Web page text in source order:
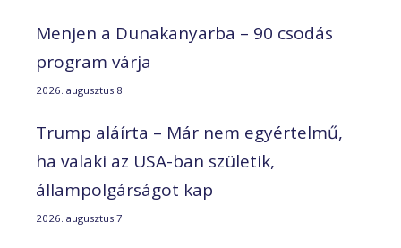
Menjen a Dunakanyarba – 90 csodás
program várja
2026. augusztus 8.
Trump aláírta – Már nem egyértelmű,
ha valaki az USA-ban születik,
állampolgárságot kap
2026. augusztus 7.